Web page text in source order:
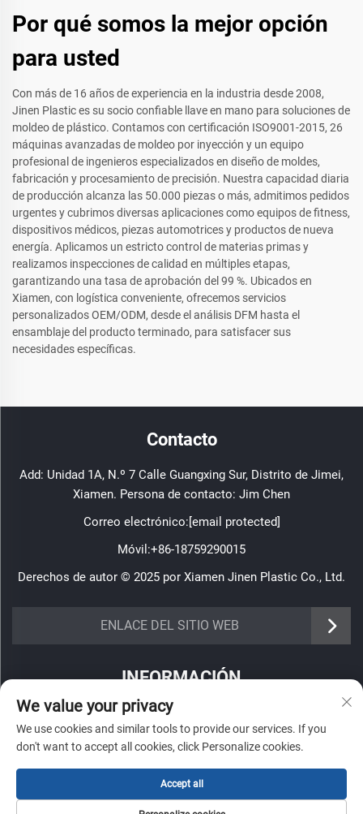
Por qué somos la mejor opción
para usted
Con más de 16 años de experiencia en la industria desde 2008,
Jinen Plastic es su socio confiable llave en mano para soluciones de
moldeo de plástico. Contamos con certificación ISO9001-2015, 26
máquinas avanzadas de moldeo por inyección y un equipo
profesional de ingenieros especializados en diseño de moldes,
fabricación y procesamiento de precisión. Nuestra capacidad diaria
de producción alcanza las 50.000 piezas o más, admitimos pedidos
urgentes y cubrimos diversas aplicaciones como equipos de fitness,
dispositivos médicos, piezas automotrices y productos de nueva
energía. Aplicamos un estricto control de materias primas y
realizamos inspecciones de calidad en múltiples etapas,
garantizando una tasa de aprobación del 99 %. Ubicados en
Xiamen, con logística conveniente, ofrecemos servicios
personalizados OEM/ODM, desde el análisis DFM hasta el
ensamblaje del producto terminado, para satisfacer sus
necesidades específicas.
Contacto
Add: Unidad 1A, N.º 7 Calle Guangxing Sur, Distrito de Jimei,
Xiamen. Persona de contacto: Jim Chen
Correo electrónico:[email protected]
Móvil:+86-18759290015
Derechos de autor © 2025 por Xiamen Jinen Plastic Co., Ltd.
ENLACE DEL SITIO WEB
https://www.jinenplastic.com/service
https://www.jinenplastic.com/projects
https://www.jinenplastic.com/news
https://www.jinenplastic.com/contact-us
INFORMACIÓN
Regístrate para recibir nuestro boletín semanal
Enviar
We value your privacy
We use cookies and similar tools to provide our services. If you
don't want to accept all cookies, click Personalize cookies.
Accept all